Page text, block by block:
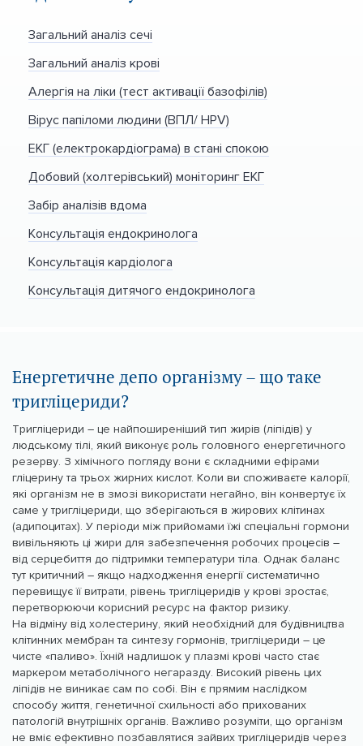
Загальний аналіз сечі
Загальний аналіз крові
Алергія на ліки (тест активації базофілів)
Вірус папіломи людини (ВПЛ/ HPV)
ЕКГ (електрокардіограма) в стані спокою
Добовий (холтерівський) моніторинг ЕКГ
Забір аналізів вдома
Консультація ендокринолога
Консультація кардіолога
Консультація дитячого ендокринолога
Енергетичне депо організму – що таке
тригліцериди?
Тригліцериди – це найпоширеніший тип жирів (ліпідів) у
людському тілі, який виконує роль головного енергетичного
резерву. З хімічного погляду вони є складними ефірами
гліцерину та трьох жирних кислот. Коли ви споживаєте калорії,
які організм не в змозі використати негайно, він конвертує їх
саме у тригліцериди, що зберігаються в жирових клітинах
(адипоцитах). У періоди між прийомами їжі спеціальні гормони
вивільняють ці жири для забезпечення робочих процесів –
від серцебиття до підтримки температури тіла. Однак баланс
тут критичний – якщо надходження енергії систематично
перевищує її витрати, рівень тригліцеридів у крові зростає,
перетворюючи корисний ресурс на фактор ризику.
На відміну від холестерину, який необхідний для будівництва
клітинних мембран та синтезу гормонів, тригліцериди – це
чисте «паливо». Їхній надлишок у плазмі крові часто стає
маркером метаболічного негаразду. Високий рівень цих
ліпідів не виникає сам по собі. Він є прямим наслідком
способу життя, генетичної схильності або прихованих
патологій внутрішніх органів. Важливо розуміти, що організм
не вміє ефективно позбавлятися зайвих тригліцеридів через